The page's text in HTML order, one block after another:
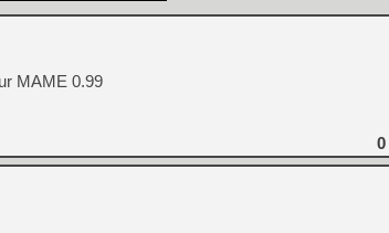
[GK] Agenda - GeForce
[LS] [PS5] ps5-y2jb-
[GK] Pourquoi Marvel
[GK] Test : Restory : Chill
[GK] GTA 6 : Rockstar
[GK] Hot Wheels Infinite
[GK] Mémoire cash -
[GK] Résultats Nintendo :
MAME 0.99
0